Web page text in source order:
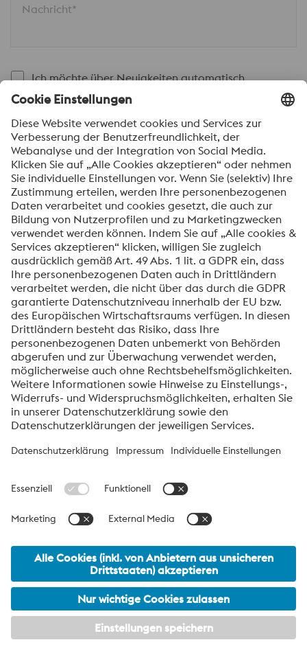
Nachricht*
Ich möchte über Neuigkeiten automatisch
informiert werden.
SENDEN
Anti-Roboter-Verifizierung
Hier klicken
FriendlyCaptcha ⇗
Mit dem Absenden dieses Formulars werden Ihre
personenbezogenen Daten zum Zweck der Bearbeitung
Ihrer Anfrage verarbeitet. Weitere Informationen zur
Verarbeitung Ihrer personenbezogenen Daten sowie zu
Ihren Rechten finden Sie in unserer
Datenschutzmitteilung.
voestalpine High Performance Metals International
GmbH
Die voestalpine High Performance Metals International GmbH ist
eine österreichische Vertriebsgesellschaft der High Performance
Metals Division des voestalpine-Konzerns. Die Division
Produktsegmente und ist weltweit Marktführer für
Werkzeugstähle und Sonderwerkstoffe.
voestalpine Group Navigation
meta footer DE AT Navigation
© 2026 voestalpine High Performance Metals International
GmbH
office.hpm_international@voestalpine.com
Impressum
Datenschutzmitteilung
AGB